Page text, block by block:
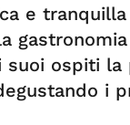
e
suoi ospiti la
i